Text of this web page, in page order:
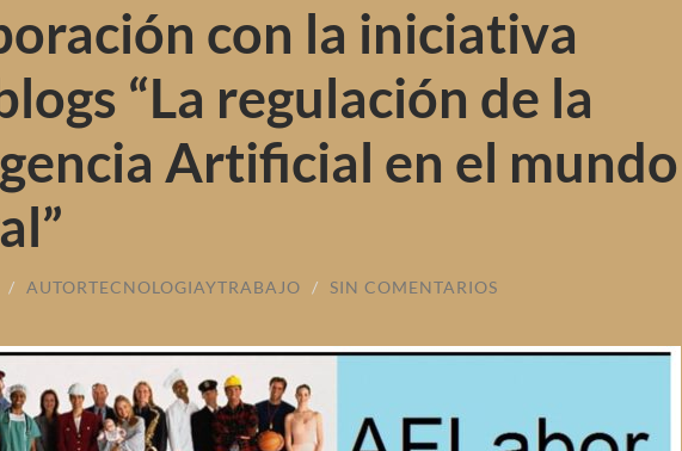
con la iniciativa
“La regulación de la
Artificial en el mundo
/ AUTORTECNOLOGIAYTRABAJO / SIN COMENTARIOS